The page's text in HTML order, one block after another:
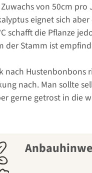
von 50cm
eignet sich
die Pflanze
Stamm ist
Hustenbonbons
nach. Man sollte
gerne getrost in die